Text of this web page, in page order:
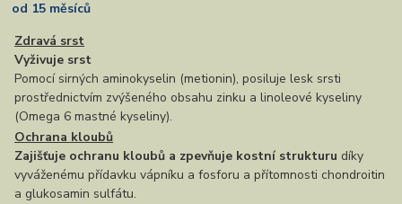
od 15 měsíců
Zdravá srst
Vyživuje srst
Pomocí sirných aminokyselin (metionin), posiluje lesk srsti
prostřednictvím zvýšeného obsahu zinku a linoleové kyseliny
(Omega 6 mastné kyseliny).
Ochrana kloubů
Zajišťuje ochranu kloubů a zpevňuje kostní strukturu díky
vyváženému přídavku vápníku a fosforu a přítomnosti chondroitin
a glukosamin sulfátu.